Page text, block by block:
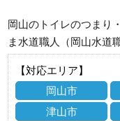
岡山のトイレのつまり
ま水道職人（岡山水道
【対応エリア】
岡山市
津山市